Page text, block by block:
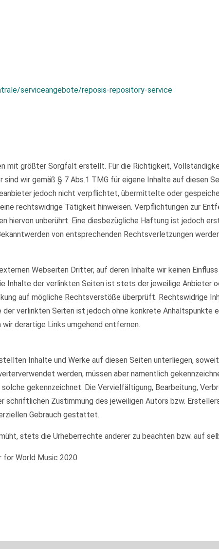
serviceangebote/reposis-repository-service
mit größter Sorgfalt erstellt. Für die Richtigkeit,
sind wir gemäß § 7 Abs.1 TMG für eigene Inhalte auf diesen
jedoch nicht verpflichtet, übermittelte oder
rechtswidrige Tätigkeit hinweisen. Verpflichtungen zur
hiervon unberührt. Eine diesbezügliche Haftung ist jedoch
von entsprechenden Rechtsverletzungen
Webseiten Dritter, auf deren Inhalte wir keinen
Inhalte der verlinkten Seiten ist stets der jeweilige
auf mögliche Rechtsverstöße überprüft. Rechtswidrige
verlinkten Seiten ist jedoch ohne konkrete Anhaltspunkte
derartige Links umgehend entfernen.
Inhalte und Werke auf diesen Seiten unterliegen,
werden, müssen aber namentlich
gekennzeichnet. Die Vervielfältigung, Bearbeitung,
schriftlichen Zustimmung des jeweiligen Autors bzw.
Gebrauch gestattet.
stets die Urheberrechte anderer zu beachten bzw. auf
World Music 2020